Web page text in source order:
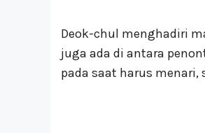
Deok-chul menghadiri
juga ada di antara
pada saat harus